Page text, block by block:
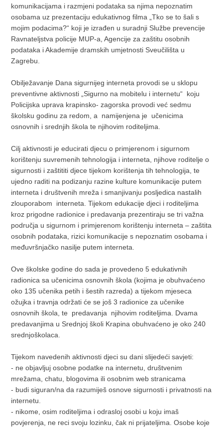
komunikacijama i razmjeni podataka sa njima nepoznatim
osobama uz prezentaciju edukativnog filma „Tko se to šali s
mojim podacima?“ koji je izrađen u suradnji Službe prevencije
Ravnateljstva policije MUP-a, Agencije za zaštitu osobnih
podataka i Akademije dramskih umjetnosti Sveučilišta u
Zagrebu.
Obilježavanje Dana sigurnijeg interneta provodi se u sklopu
preventivne aktivnosti „Sigurno na mobitelu i internetu“ koju
Policijska uprava krapinsko- zagorska provodi već sedmu
školsku godinu za redom, a namijenjena je učenicima
osnovnih i srednjih škola te njihovim roditeljima.
Cilj aktivnosti je educirati djecu o primjerenom i sigurnom
korištenju suvremenih tehnologija i interneta, njihove roditelje o
sigurnosti i zaštititi djece tijekom korištenja tih tehnologija, te
ujedno raditi na podizanju razine kulture komunikacije putem
interneta i društvenih mreža i smanjivanju posljedica nastalih
zlouporabom interneta. Tijekom edukacije djeci i roditeljima
kroz prigodne radionice i predavanja prezentiraju se tri važna
područja u sigurnom i primjerenom korištenju interneta – zaštita
osobnih podataka, rizici komunikacije s nepoznatim osobama i
međuvršnjačko nasilje putem interneta.
Ove školske godine do sada je provedeno 5 edukativnih
radionica sa učenicima osnovnih škola (kojima je obuhvaćeno
oko 135 učenika petih i šestih razreda) a tijekom mjeseca
ožujka i travnja održati će se još 3 radionice za učenike
osnovnih škola, te predavanja njihovim roditeljima. Dvama
predavanjima u Srednjoj školi Krapina obuhvaćeno je oko 240
srednjoškolaca.
Tijekom navedenih aktivnosti djeci su dani slijedeći savjeti:
- ne objavljuj osobne podatke na internetu, društvenim
mrežama, chatu, blogovima ili osobnim web stranicama
- budi siguran/na da razumiješ osnove sigurnosti i privatnosti na
internetu.
- nikome, osim roditeljima i odrasloj osobi u koju imaš
povjerenja, ne reci svoju lozinku, čak ni prijateljima. Osobe koje